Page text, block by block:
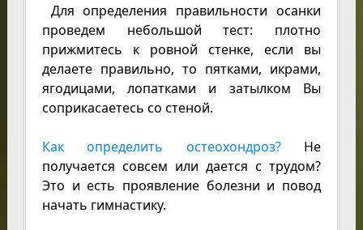
Для определения правильности осанки
проведем небольшой тест: плотно
прижмитесь к ровной стенке, если вы
делаете правильно, то пятками, икрами,
ягодицами, лопатками и затылком Вы
соприкасаетесь со стеной.
Как определить остеохондроз?Не
получается совсем или дается с трудом?
Это и есть проявление болезни и повод
начать гимнастику.